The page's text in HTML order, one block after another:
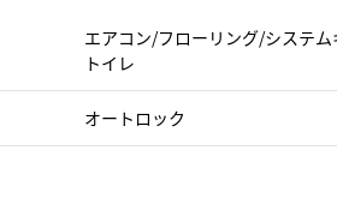
エアコン/フローリング/システ
トイレ
オートロック